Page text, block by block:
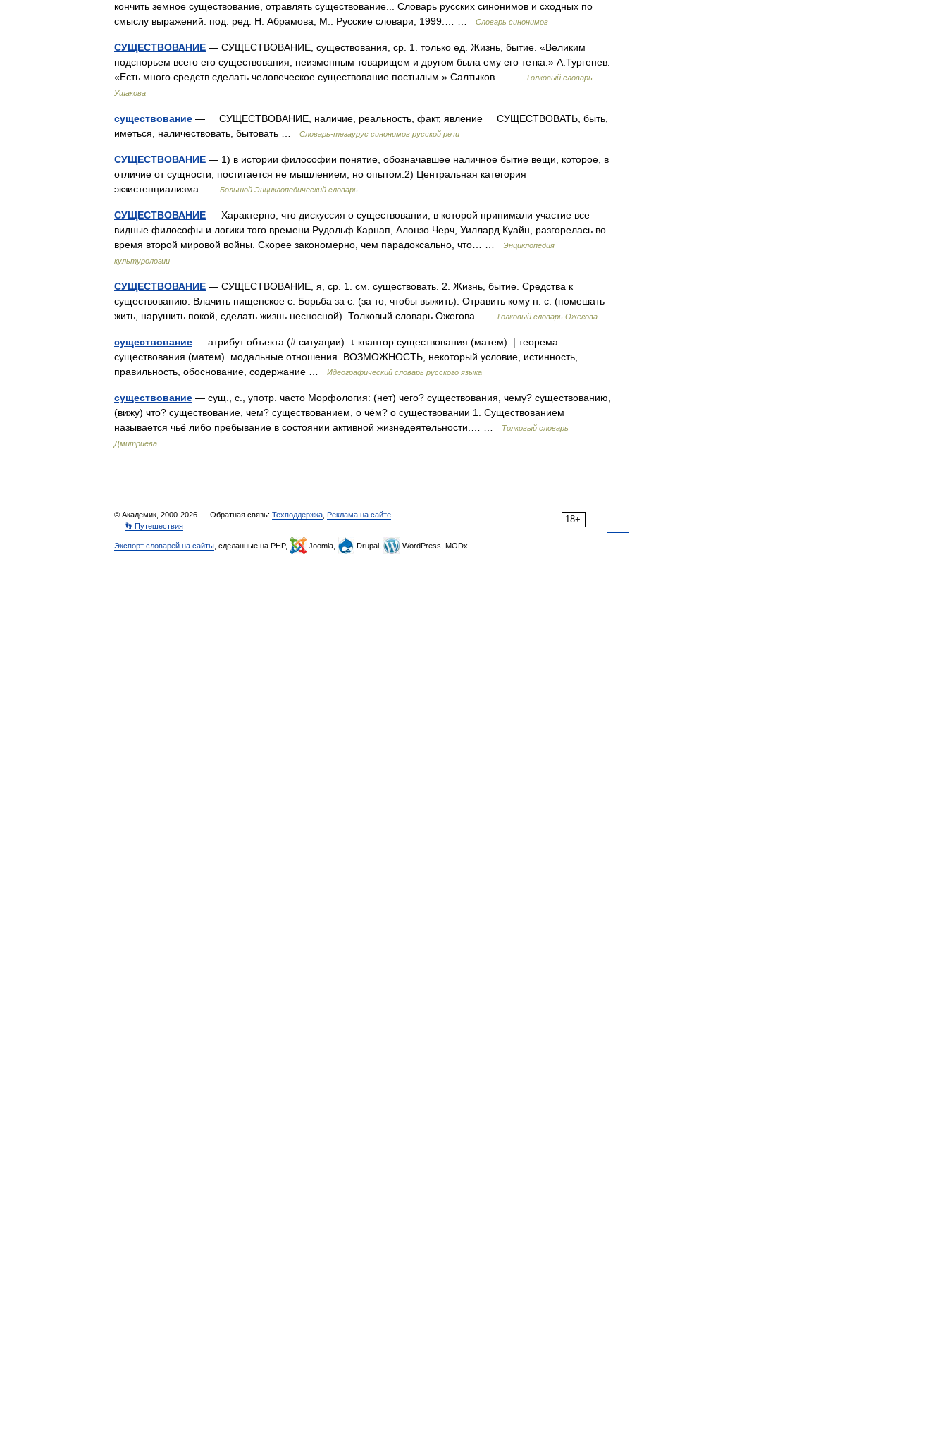
кончить земное существование, отравлять существование... Словарь русских синонимов и сходных по
смыслу выражений. под. ред. Н. Абрамова, М.: Русские словари, 1999.… …
Словарь синонимов
СУЩЕСТВОВАНИЕ — СУЩЕСТВОВАНИЕ, существования, ср. 1. только ед. Жизнь, бытие. «Великим
подспорьем всего его существования, неизменным товарищем и другом была ему его тетка.» А.Тургенев.
«Есть много средств сделать человеческое существование постылым.» Салтыков… …
Толковый словарь
Ушакова
существование — СУЩЕСТВОВАНИЕ, наличие, реальность, факт, явление СУЩЕСТВОВАТЬ, быть,
иметься, наличествовать, бытовать …
Словарь-тезаурус синонимов русской речи
СУЩЕСТВОВАНИЕ — 1) в истории философии понятие, обозначавшее наличное бытие вещи, которое, в
отличие от сущности, постигается не мышлением, но опытом.2) Центральная категория
экзистенциализма …
Большой Энциклопедический словарь
СУЩЕСТВОВАНИЕ — Характерно, что дискуссия о существовании, в которой принимали участие все
видные философы и логики того времени Рудольф Карнап, Алонзо Черч, Уиллард Куайн, разгорелась во
время второй мировой войны. Скорее закономерно, чем парадоксально, что… …
Энциклопедия
культурологии
СУЩЕСТВОВАНИЕ — СУЩЕСТВОВАНИЕ, я, ср. 1. см. существовать. 2. Жизнь, бытие. Средства к
существованию. Влачить нищенское с. Борьба за с. (за то, чтобы выжить). Отравить кому н. с. (помешать
жить, нарушить покой, сделать жизнь несносной). Толковый словарь Ожегова …
Толковый словарь Ожегова
существование — атрибут объекта (# ситуации). ↓ квантор существования (матем). | теорема
существования (матем). модальные отношения. ВОЗМОЖНОСТЬ, некоторый условие, истинность,
правильность, обоснование, содержание …
Идеографический словарь русского языка
существование — сущ., с., употр. часто Морфология: (нет) чего? существования, чему? существованию,
(вижу) что? существование, чем? существованием, о чём? о существовании 1. Существованием
называется чьё либо пребывание в состоянии активной жизнедеятельности.… …
Толковый словарь
Дмитриева
18+
© Академик, 2000-2026 Обратная связь: Техподдержка Реклама на сайте
👣 Путешествия
Экспорт словарей на сайты , сделанные на PHP, Joomla, Drupal, WordPress, MODx.